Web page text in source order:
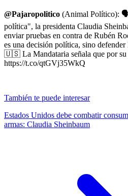
@Pajaropolitico (Animal Político):
política", la presidenta Claudia
enviar pruebas en contra de Rubén
es una decisión política, sino
🇺🇸 La Mandataria señala que por su
https://t.co/qtGVj35WkQ
También te puede interesar
Estados Unidos debe combatir
armas: Claudia Sheinbaum